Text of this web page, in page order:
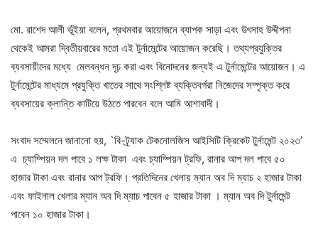
মো. রাশেদ আলী ভূঁইয়া বলেন, প্রথমবার আয়োজনে ব্যাপক সাড়া এবং উৎসাহ উদ্দীপনা
থেকেই আমরা দ্বিতীয়বারের মতো এই টুর্নামেন্টের আয়োজন করেছি। তথ্যপ্রযুক্তির
ব্যবসায়ীদের মধ্যে মেলবন্ধন দৃঢ় করা এবং বিনোদনের জন্যই এ টুর্নামেন্টের আয়োজন। এ
টুর্নামেন্টের মাধ্যমে প্রযুক্তি খাতের সাথে সংশ্লিষ্ট ব্যক্তিবর্গরা নিজেদের সম্পৃক্ত করে
ব্যবসায়ের ক্লান্তি কাটিয়ে উঠতে পারবেন বলে আমি আশাবাদী।
সংবাদ সম্মেলনে জানানো হয়, `বি-ট্র্যাক টেকনোলজিস আইসিটি ক্রিকেট টুর্নামেন্ট ২০২৩’
এ চ্যাম্পিয়ন দল পাবে ১ লক্ষ টাকা এবং চ্যাম্পিয়ন ট্রফি, রানার আপ দল পাবে ৫০
হাজার টাকা এবং রানার আপ ট্রফি। প্রতিদিনের খেলায় ম্যান অব দি ম্যাচ ২ হাজার টাকা
এবং ফাইনাল খেলার ম্যান অব দি ম্যাচ পাবেন ৫ হাজার টাকা । ম্যান অব দি টুর্নামেন্ট
পাবেন ১০ হাজার টাকা।